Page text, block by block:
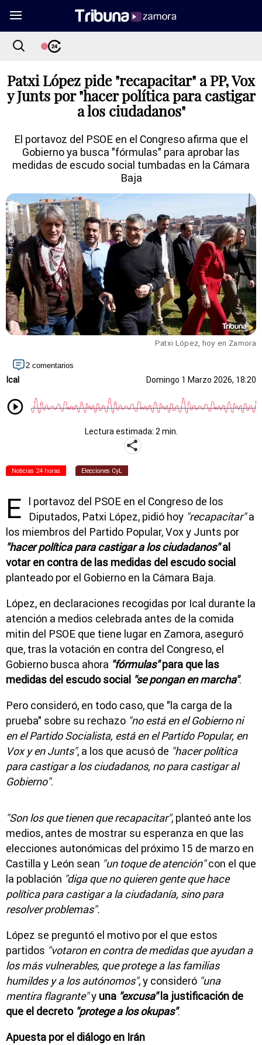
Patxi López pide "recapacitar" a PP, Vox
y Junts por "hacer política para castigar
a los ciudadanos"
El portavoz del PSOE en el Congreso afirma que el
Gobierno ya busca "fórmulas" para aprobar las
medidas de escudo social tumbadas en la Cámara
Baja
Patxi López, hoy en Zamora
2 comentarios
Ical Domingo 1 Marzo 2026, 18:20
Lectura estimada: 2 min.
Noticias 24 horas Elecciones CyL
E
l portavoz del PSOE en el Congreso de los
Diputados, Patxi López, pidió hoy "recapacitar"a
los miembros del Partido Popular, Vox y Junts por
"hacer política para castigar a los ciudadanos"al
votar en contra de las medidas del escudo social
planteado por el Gobierno en la Cámara Baja.
López, en declaraciones recogidas por Ical durante la
atención a medios celebrada antes de la comida
mitin del PSOE que tiene lugar en Zamora, aseguró
que, tras la votación en contra del Congreso, el
Gobierno busca ahora "fórmulas"para que las
medidas del escudo social "se pongan en marcha".
Pero consideró, en todo caso, que "la carga de la
prueba" sobre su rechazo "no está en el Gobierno ni
en el Partido Socialista, está en el Partido Popular, en
Vox y en Junts", a los que acusó de "hacer política
para castigar a los ciudadanos, no para castigar al
Gobierno".
"Son los que tienen que recapacitar", planteó ante los
medios, antes de mostrar su esperanza en que las
elecciones autonómicas del próximo 15 de marzo en
Castilla y León sean "un toque de atención"con el que
la población "diga que no quieren gente que hace
política para castigar a la ciudadanía, sino para
resolver problemas".
López se preguntó el motivo por el que estos
partidos "votaron en contra de medidas que ayudan a
los más vulnerables, que protege a las familias
humildes y a los autónomos", y consideró "una
mentira flagrante"y una "excusa"la justificación de
que el decreto "protege a los okupas".
Apuesta por el diálogo en Irán